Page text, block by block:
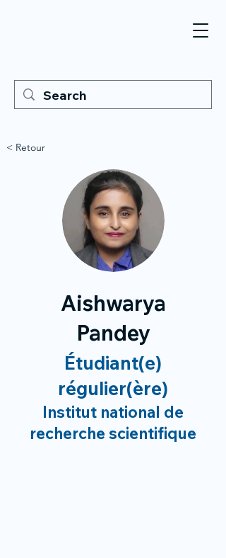
< Retour
Aishwarya
Pandey
Étudiant(e)
régulier(ère)
Institut national de
recherche scientifique